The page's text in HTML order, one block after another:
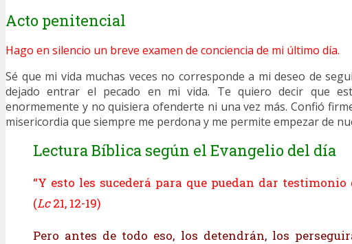
Acto penitencial
Hago en silencio un breve examen de conciencia de mi último día.
Sé que mi vida muchas veces no corresponde a mi deseo de
dejado entrar el pecado en mi vida. Te quiero decir que
enormemente y no quisiera ofenderte ni una vez más. Confió
misericordia que siempre me perdona y me permite empezar de
Lectura Bíblica según el Evangelio del día
“Y esto les sucederá para que puedan dar testimonio
(Lc21, 12-19)
Pero antes de todo eso, los detendrán, los